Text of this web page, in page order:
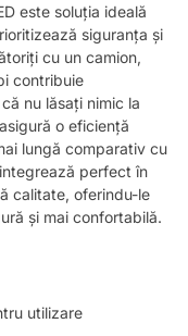
este soluția ideală
siguranța și
cu un camion,
contribuie
nu lăsați nimic la
o eficiență
lungă comparativ cu
perfect în
calitate, oferindu-le
și mai confortabilă.
utilizare